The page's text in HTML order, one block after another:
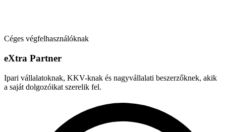
Céges végfelhasználóknak
eXtra Partner
Ipari vállalatoknak, KKV-knak és nagyvállalati beszerzőknek, akik
a saját dolgozóikat szerelik fel.